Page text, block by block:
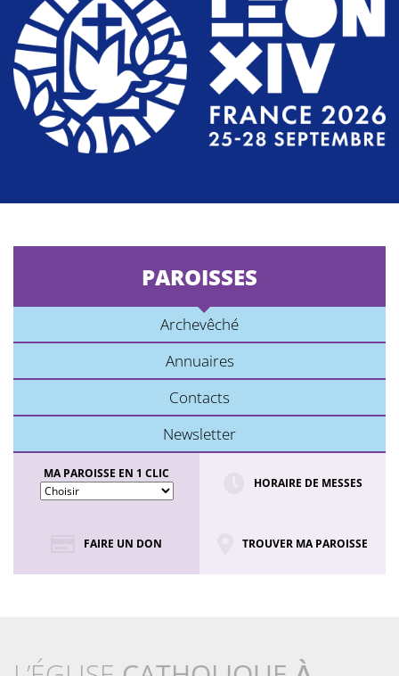
PAROISSES
Archevêché
Annuaires
Contacts
Newsletter
MA PAROISSE EN 1 CLIC
HORAIRE DE MESSES
FAIRE UN DON TROUVER MA PAROISSE